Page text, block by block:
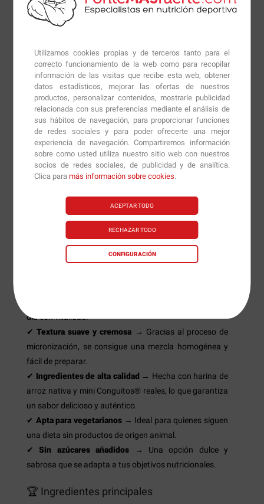
Utilizamos cookies propias y de terceros tanto para el
correcto funcionamiento de la web como para recopilar
información de las visitas que recibe esta web, obtener
datos estadísticos, mejorar las ofertas de nuestros
productos, personalizar contenidos, mostrarle publicidad
relacionada con sus preferencias mediante el análisis de
sus hábitos de navegación, para proporcionar funciones
de redes sociales y para poder ofrecerte una mejor
experiencia de navegación. Compartiremos información
sobre como usted utiliza nuestro sitio web con nuestros
socios de redes sociales, de publicidad y de analítica.
Clica paramás información sobre cookies.
ACEPTAR TODO
RECHAZAR TODO
CONFIGURACIÓN
Detalles
🍫 Crema de Arroz Conguitos® de Max Protein: Sabor y
energía en tu desayuno
🥣 Deliciosa papilla de arroz con auténticos
Conguitos®
Crema de Arroz Conguitos®
de Max Protein es una
suave y deliciosa papilla que combinaharina de arroz
nativa de alta calidadcon auténticosmini Conguitos®,
ofreciendo una experiencia única en cada cucharada.
Disponible en sabores comochocolate con leche
chocolate blanco
, convierte tus desayunos y meriendas
en un momento irresistible.
✅ Beneficios clave de la Crema de Arroz
día con vitalidad.
✔Textura suave y cremosa → Gracias al proceso de
micronización, se consigue una mezcla homogénea y
fácil de preparar.
✔ Ingredientes de alta calidad → Hecha con harina de
arroz nativa y mini Conguitos® reales, lo que garantiza
un sabor delicioso y auténtico.
✔ Apta para vegetarianos→ Ideal para quienes siguen
una dieta sin productos de origen animal.
✔Sin azúcares añadidos → Una opción dulce y
sabrosa que se adapta a tus objetivos nutricionales.
🏆 Ingredientes principales